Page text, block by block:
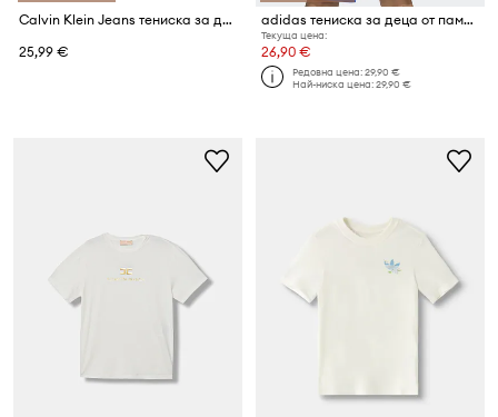
Calvin Klein Jeans тениска за деца от памук с еластан
25,99 €
adidas тениска за деца от памук с еластан Marvel
Текуща цена:
26,90 €
Редовна цена:29,90 €
Най-ниска цена:29,90 €